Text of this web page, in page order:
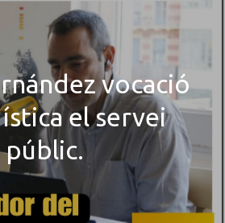
vocació
el servei
públic.